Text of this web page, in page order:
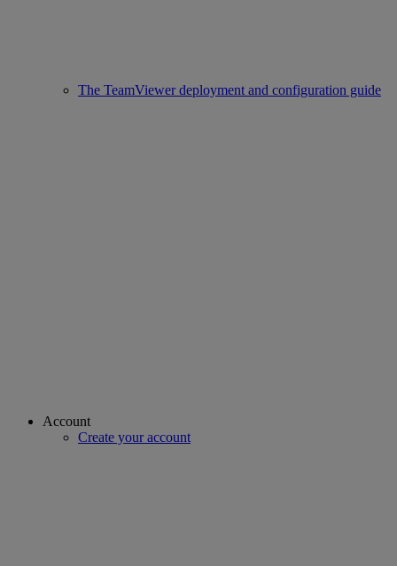
The TeamViewer deployment and configuration guide
Account
Create your account